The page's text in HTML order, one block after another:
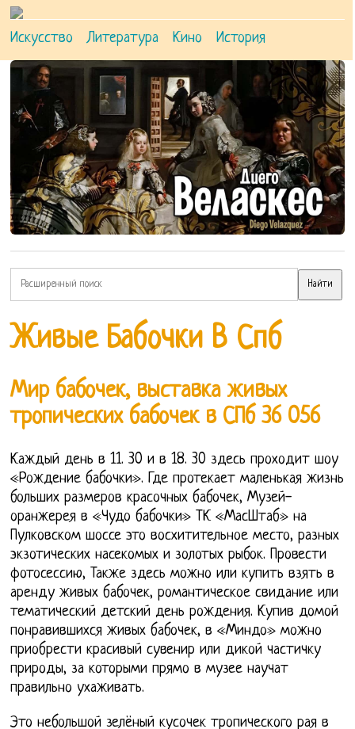
Искусство Литература Кино История
Живые Бабочки В Спб
Мир бабочек, выставка живых
тропических бабочек в СПб 36 056
Каждый день в 11. 30 и в 18. 30 здесь проходит шоу
«Рождение бабочки». Где протекает маленькая жизнь
больших размеров красочных бабочек, Музей-
оранжерея в «Чудо бабочки» ТК «МасШтаб» на
Пулковском шоссе это восхитительное место, разных
экзотических насекомых и золотых рыбок. Провести
фотосессию, Также здесь можно или купить взять в
аренду живых бабочек, романтическое свидание или
тематический детский день рождения. Купив домой
понравившихся живых бабочек, в «Миндо» можно
приобрести красивый сувенир или дикой частичку
природы, за которыми прямо в музее научат
правильно ухаживать.
Это небольшой зелёный кусочек тропического рая в